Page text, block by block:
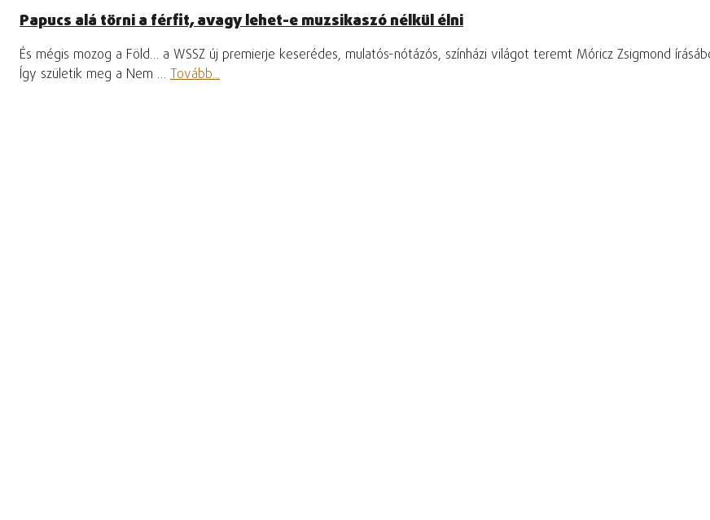
Papucs alá törni a férfit, avagy lehet-e muzsikaszó nélkül élni
És mégis mozog a Föld… a WSSZ új premierje keserédes, mulatós-nótázós, színházi világot teremt Móricz Zsigmond
Így születik meg a Nem … Tovább...